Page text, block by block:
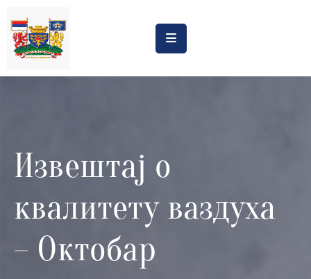
Насловна
Процена
утицаја
Регистри
Катастар
дивљих
Извештај о
квалитету ваздуха
– Октобар